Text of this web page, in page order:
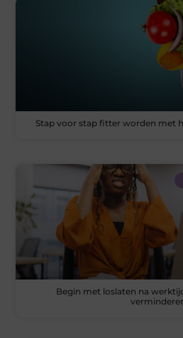
Stap voor stap fitter worden met
Begin met loslaten na